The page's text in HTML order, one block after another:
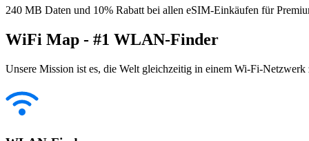
240 MB Daten und 10% Rabatt bei allen eSIM-Einkäufen für
WiFi Map - #1 WLAN-Finder
Unsere Mission ist es, die Welt gleichzeitig in einem Wi-Fi-